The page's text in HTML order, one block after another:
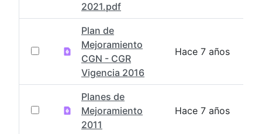
2021.pdf
Plan de
Mejoramiento
CGN - CGR
Vigencia 2016
Hace 7 años
Planes de
Mejoramiento
2011
Hace 7 años